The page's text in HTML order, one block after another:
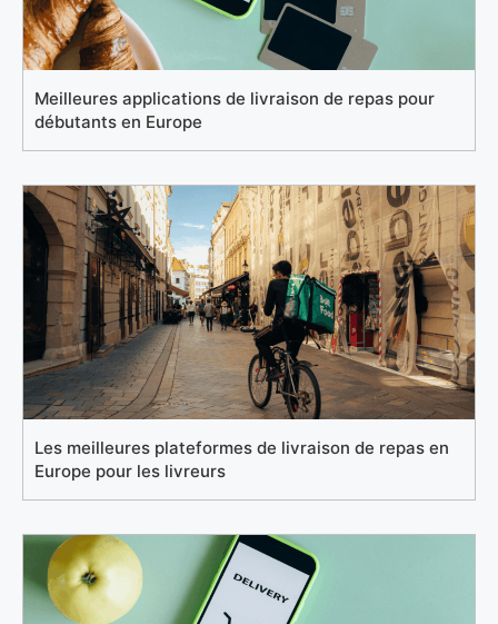
Meilleures applications de livraison de repas pour
débutants en Europe
Les meilleures plateformes de livraison de repas en
Europe pour les livreurs